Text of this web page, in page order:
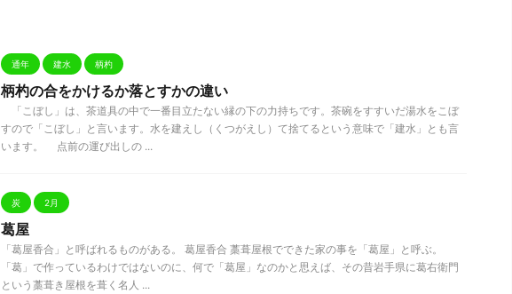
通年 建水 柄杓
柄杓の合をかけるか落とすかの違い
「こぼし」は、茶道具の中で一番目立たない縁の下の力持ちです。茶碗をすすいだ湯水をこぼ
すので「こぼし」と言います。水を建えし（くつがえし）て捨てるという意味で「建水」とも言
います。 点前の運び出しの ...
炭 2月
葛屋
「葛屋香合」と呼ばれるものがある。 葛屋香合 藁葺屋根でできた家の事を「葛屋」と呼ぶ。
「葛」で作っているわけではないのに、何で「葛屋」なのかと思えば、その昔岩手県に葛右衛門
という藁葺き屋根を葺く名人 ...